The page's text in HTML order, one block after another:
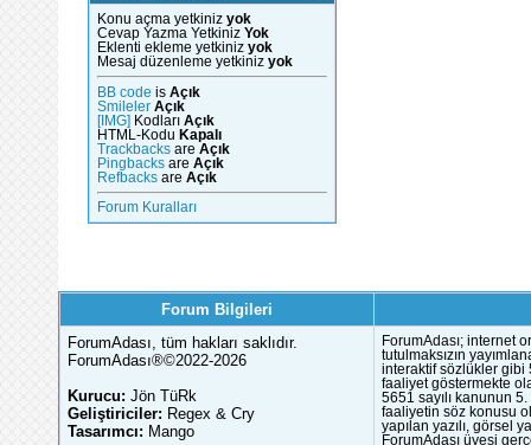
Konu açma yetkiniz yok
Cevap Yazma Yetkiniz Yok
Eklenti ekleme yetkiniz yok
Mesaj düzenleme yetkiniz yok
BB code is Açık
Smileler Açık
[IMG] Kodları Açık
HTML-Kodu Kapalı
Trackbacks are Açık
Pingbacks are Açık
Refbacks are Açık
Forum Kuralları
Forum Bilgileri
ForumAdası, tüm hakları saklıdır.
ForumAdası®©2022-2026
Kurucu: Jön TüRk
Geliştiriciler: Regex & Cry
Tasarımcı: Mango
ForumAdası; internet
tutulmaksızın
interaktif sözlükler gibi
faaliyet göstermekte
5651 sayılı kanunun
faaliyetin söz konusu
yapılan yazılı, görsel
ForumAdası üyesi